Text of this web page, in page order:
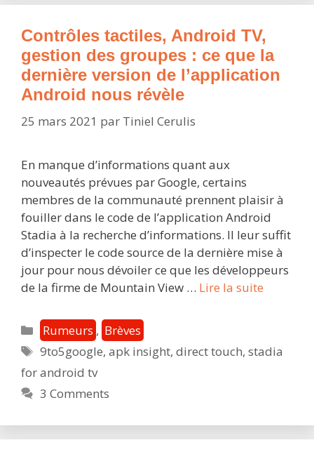
dernière
de
révèle
Contrôles tactiles, Android TV,
gestion des groupes : ce que la
dernière version de l’application
Android nous révèle
25 mars 2021 par Tiniel Cerulis
En manque d’informations quant aux
nouveautés prévues par Google, certains
membres de la communauté prennent plaisir à
fouiller dans le code de l’application Android
Stadia à la recherche d’informations. Il leur suffit
d’inspecter le code source de la dernière mise à
jour pour nous dévoiler ce que les développeurs
de la firme de Mountain View … Lire la suite
gestion
ce
que
Catégories
Rumeurs , Brèves
Étiquettes
9to5google,apk insight,direct touch,stadia
for android tv
3 Comments